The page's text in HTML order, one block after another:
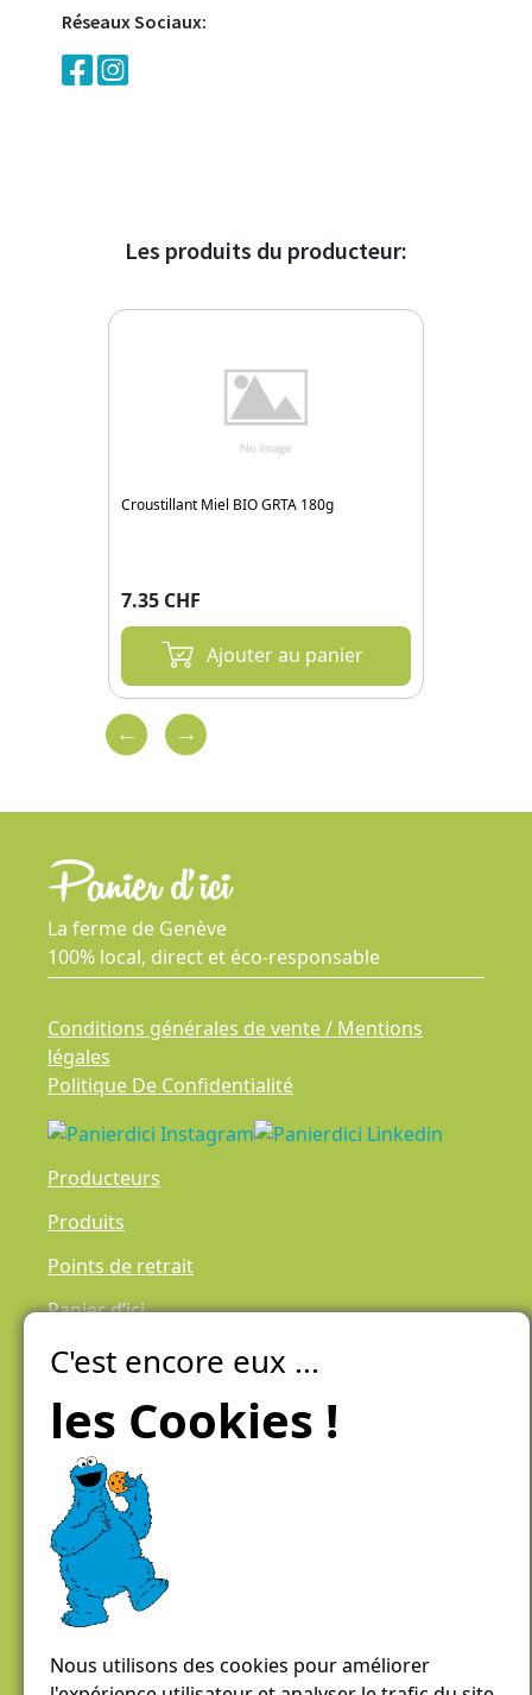
Réseaux Sociaux:
Les produits du producteur:
Croustillant Miel BIO GRTA 180g
7.35 CHF
Ajouter au panier
La ferme de Genève
100% local, direct et éco-responsable
Conditions générales de vente / Mentions
légales
Politique De Confidentialité
Producteurs
Produits
Points de retrait
Panier d’ici
Laiteries Réunies Genève
Créer mon compte
Chemin des Aulx 6,
1228 Plan-les-Ouates
Case postale 1055
1211 Genève 26
022 884 81 81
panierdici@lrgg.ch
C'est encore eux ...
les Cookies !
Nous utilisons des cookies pour améliorer